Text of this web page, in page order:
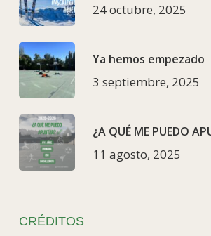
24 octubre, 2025
Ya hemos empezado
3 septiembre, 2025
¿A QUÉ ME PUEDO
11 agosto, 2025
CRÉDITOS